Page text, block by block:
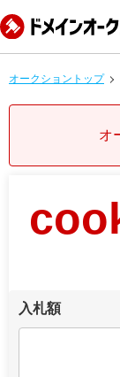
オークショントップ
オ
入札額